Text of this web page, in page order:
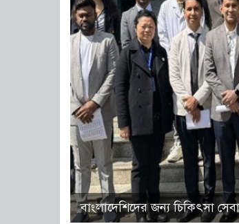
বাংলাদেশিদের জন্য চিকিৎসা